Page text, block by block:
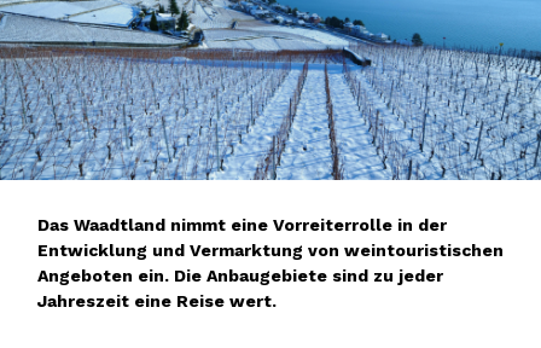
Das Waadtland nimmt eine Vorreiterrolle in der
Entwicklung und Vermarktung von weintouristischen
Angeboten ein. Die Anbaugebiete sind zu jeder
Jahreszeit eine Reise wert.